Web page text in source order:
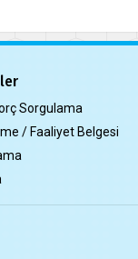
Sorgulama
/ Faaliyet Belgesi